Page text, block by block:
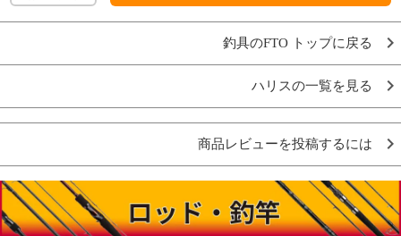
釣具のFTO トップに戻る
ハリスの一覧を見る
商品レビューを投稿するには